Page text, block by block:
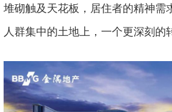
堆砌触及天花板，居住者的精神
人群集中的土地上，一个更深刻的